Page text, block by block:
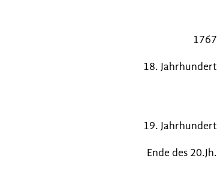
1767
18. Jahrhundert
19. Jahrhundert
Ende des 20.Jh.